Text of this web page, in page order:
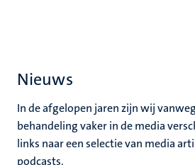
Nieuws
In de afgelopen jaren zijn wij
behandeling vaker in de media
links naar een selectie van media
podcasts.